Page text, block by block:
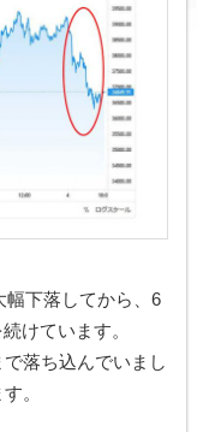
幅下落してから、6
けています。
落ち込んでいまし
。